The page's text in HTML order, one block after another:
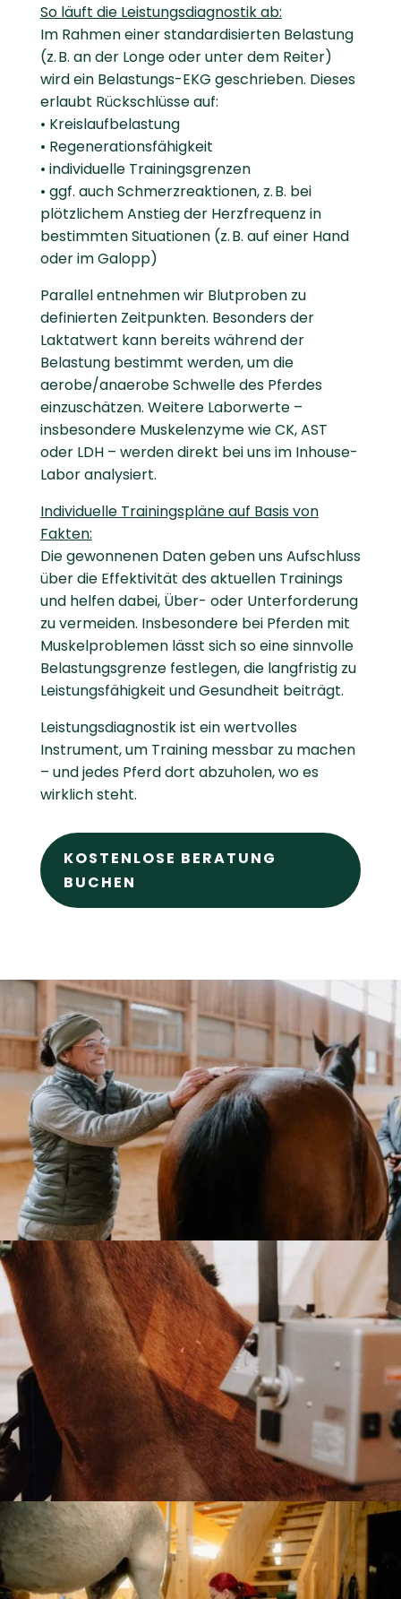
So läuft die Leistungsdiagnostik ab:
Im Rahmen einer standardisierten Belastung
(z. B. an der Longe oder unter dem Reiter)
wird ein Belastungs-EKG geschrieben. Dieses
erlaubt Rückschlüsse auf:
• Kreislaufbelastung
• Regenerationsfähigkeit
• individuelle Trainingsgrenzen
• ggf. auch Schmerzreaktionen, z. B. bei
plötzlichem Anstieg der Herzfrequenz in
bestimmten Situationen (z. B. auf einer Hand
oder im Galopp)
Parallel entnehmen wir Blutproben zu
definierten Zeitpunkten. Besonders der
Laktatwert kann bereits während der
Belastung bestimmt werden, um die
aerobe/anaerobe Schwelle des Pferdes
einzuschätzen. Weitere Laborwerte –
insbesondere Muskelenzyme wie CK, AST
oder LDH – werden direkt bei uns im Inhouse-
Labor analysiert.
Individuelle Trainingspläne auf Basis von
Fakten:
Die gewonnenen Daten geben uns Aufschluss
über die Effektivität des aktuellen Trainings
und helfen dabei, Über- oder Unterforderung
zu vermeiden. Insbesondere bei Pferden mit
Muskelproblemen lässt sich so eine sinnvolle
Belastungsgrenze festlegen, die langfristig zu
Leistungsfähigkeit und Gesundheit beiträgt.
Leistungsdiagnostik ist ein wertvolles
Instrument, um Training messbar zu machen
– und jedes Pferd dort abzuholen, wo es
wirklich steht.
KOSTENLOSE BERATUNG
BUCHEN